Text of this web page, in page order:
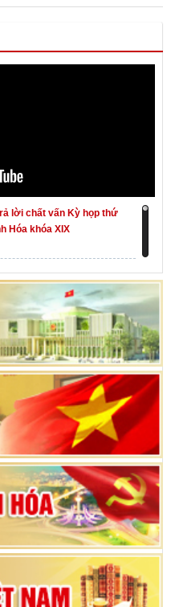
lời chất vấn Kỳ họp thứ
Hóa khóa XIX
Nhất, Quốc hội khóa XVI
bỏ phiếu bầu cử ĐBQH
HĐND các cấp nhiệm kỳ
Nam: vì lợi ích Nhân dân,
đất nước
dung Đại hội đại biểu
lần thứ XX, nhiệm kỳ
bộ xã Yên Thọ lần thứ I,
Ninh lần thứ nhất,